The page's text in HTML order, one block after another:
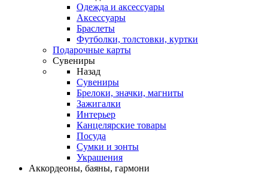
Одежда и аксессуары
Аксессуары
Браслеты
Футболки, толстовки, куртки
Подарочные карты
Сувениры
Назад
Сувениры
Брелоки, значки, магниты
Зажигалки
Интерьер
Канцелярские товары
Посуда
Сумки и зонты
Украшения
Аккордеоны, баяны, гармони